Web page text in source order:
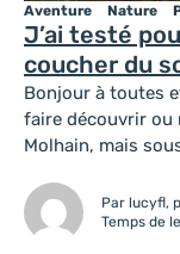
J’ai testé
coucher du
Aventure Nature
Bonjour à toutes
faire découvrir ou
Molhain, mais
connaissent déjà,
ceux qui ne l’ont
Par lucyfl,
Temps de